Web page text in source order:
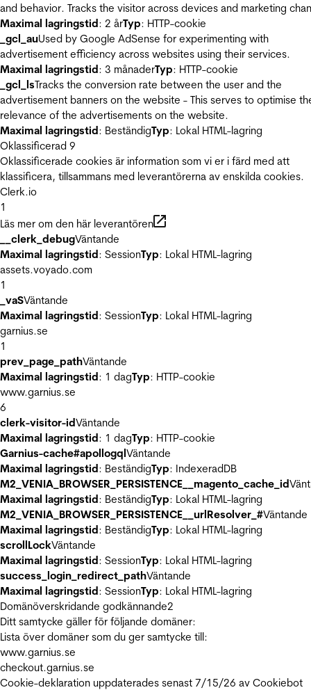
and behavior. Tracks the visitor across devices and marketing
Maximal lagringstid: 2 årTyp: HTTP-cookie
_gcl_auUsed by Google AdSense for experimenting with
advertisement efficiency across websites using their services.
Maximal lagringstid: 3 månaderTyp: HTTP-cookie
_gcl_lsTracks the conversion rate between the user and the
advertisement banners on the website - This serves to optimise
relevance of the advertisements on the website.
Maximal lagringstid: BeständigTyp: Lokal HTML-lagring
Oklassificerad 9
Oklassificerade cookies är information som vi er i färd med att
klassificera, tillsammans med leverantörerna av enskilda cookies.
Clerk.io
1
Läs mer om den här leverantören
__clerk_debugVäntande
Maximal lagringstid: SessionTyp: Lokal HTML-lagring
assets.voyado.com
1
_vaSVäntande
Maximal lagringstid: SessionTyp: Lokal HTML-lagring
garnius.se
1
prev_page_pathVäntande
Maximal lagringstid: 1 dagTyp: HTTP-cookie
www.garnius.se
6
clerk-visitor-idVäntande
Maximal lagringstid: 1 dagTyp: HTTP-cookie
Garnius-cache#apollogqlVäntande
Maximal lagringstid: BeständigTyp: IndexeradDB
M2_VENIA_BROWSER_PERSISTENCE__magento_cache_id
Maximal lagringstid: BeständigTyp: Lokal HTML-lagring
M2_VENIA_BROWSER_PERSISTENCE__urlResolver_#Väntande
Maximal lagringstid: BeständigTyp: Lokal HTML-lagring
scrollLockVäntande
Maximal lagringstid: SessionTyp: Lokal HTML-lagring
success_login_redirect_pathVäntande
Maximal lagringstid: SessionTyp: Lokal HTML-lagring
Domänöverskridande godkännande2
Ditt samtycke gäller för följande domäner:
Lista över domäner som du ger samtycke till:
www.garnius.se
checkout.garnius.se
Cookie-deklaration uppdaterades senast 7/15/26 av Cookiebot